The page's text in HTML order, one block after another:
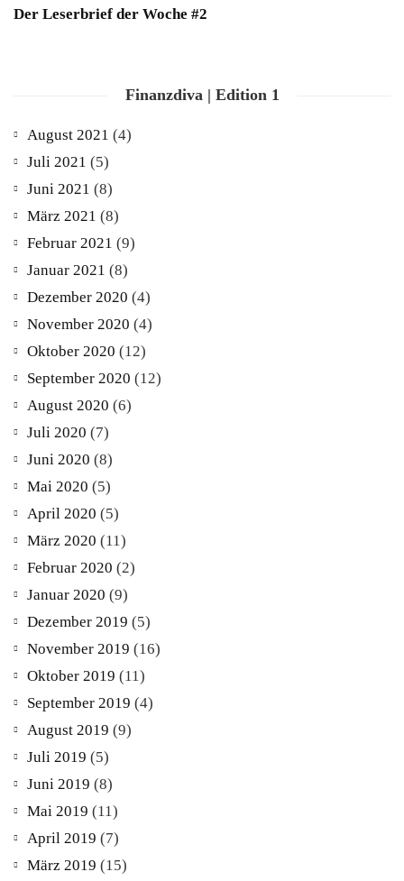
Der Leserbrief der Woche #2
Finanzdiva | Edition 1
August 2021 (4)
Juli 2021 (5)
Juni 2021 (8)
März 2021 (8)
Februar 2021 (9)
Januar 2021 (8)
Dezember 2020 (4)
November 2020 (4)
Oktober 2020 (12)
September 2020 (12)
August 2020 (6)
Juli 2020 (7)
Juni 2020 (8)
Mai 2020 (5)
April 2020 (5)
März 2020 (11)
Februar 2020 (2)
Januar 2020 (9)
Dezember 2019 (5)
November 2019 (16)
Oktober 2019 (11)
September 2019 (4)
August 2019 (9)
Juli 2019 (5)
Juni 2019 (8)
Mai 2019 (11)
April 2019 (7)
März 2019 (15)